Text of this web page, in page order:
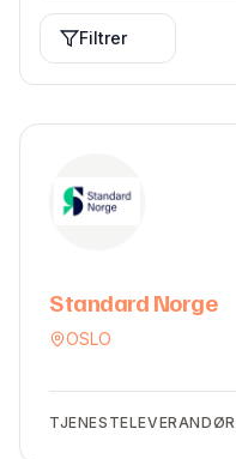
Filtrer
Standard Norge
OSLO
TJENESTELEVERANDØR